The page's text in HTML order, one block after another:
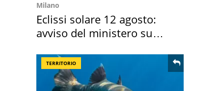
Milano
Eclissi solare 12 agosto:
avviso del ministero su
TERRITORIO